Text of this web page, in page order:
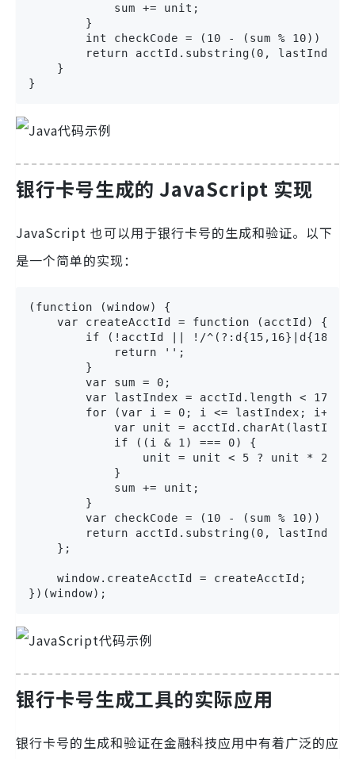
            sum += unit;
        }
int checkCode = (10 - (sum % 10)) %
return acctId.substring(0, lastIndex
    }
}
银行卡号生成的 JavaScript 实现
JavaScript 也可以用于银行卡号的生成和验证。以下
是一个简单的实现：
(function (window) {
    var createAcctId = function (acctId) {
if (!acctId || !/
            return '';
        }
        var sum = 0;
var lastIndex = acctId.length < 17 ?
for (var i = 0; i <= lastIndex; i++)
var unit =
            if ((i & 1) === 0) {
unit = unit < 5 ? unit * 2 :
            }
            sum += unit;
        }
var checkCode = (10 - (sum % 10)) %
return acctId.substring(0, lastIndex
    };
    window.createAcctId = createAcctId;
})(window);
银行卡号生成工具的实际应用
银行卡号的生成和验证在金融科技应用中有着广泛的应